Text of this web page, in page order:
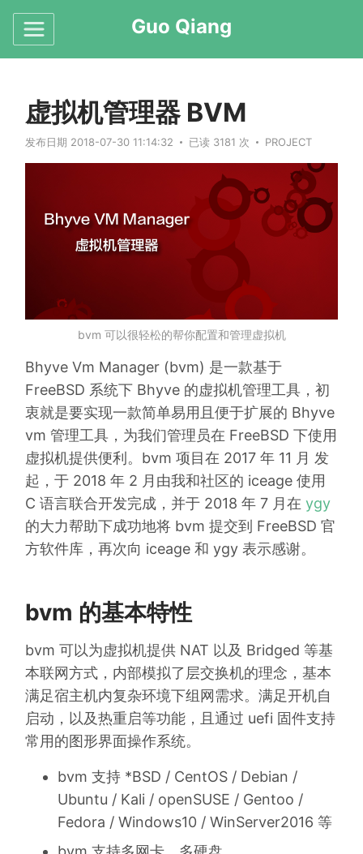
Guo Qiang
虚拟机管理器 BVM
发布日期 2018-07-30 11:14:32 已读 3181 次 PROJECT
bvm 可以很轻松的帮你配置和管理虚拟机
Bhyve Vm Manager (bvm) 是一款基于
FreeBSD 系统下 Bhyve 的虚拟机管理工具，初
衷就是要实现一款简单易用且便于扩展的 Bhyve
vm 管理工具，为我们管理员在 FreeBSD 下使用
虚拟机提供便利。bvm 项目在 2017 年 11 月 发
起，于 2018 年 2 月由我和社区的 iceage 使用
C 语言联合开发完成，并于 2018 年 7 月在 ygy
的大力帮助下成功地将 bvm 提交到 FreeBSD 官
方软件库，再次向 iceage 和 ygy 表示感谢。
bvm 的基本特性
bvm 可以为虚拟机提供 NAT 以及 Bridged 等基
本联网方式，内部模拟了层交换机的理念，基本
满足宿主机内复杂环境下组网需求。满足开机自
启动，以及热重启等功能，且通过 uefi 固件支持
常用的图形界面操作系统。
bvm 支持 *BSD / CentOS / Debian /
Ubuntu / Kali / openSUSE / Gentoo /
Fedora / Windows10 / WinServer2016 等